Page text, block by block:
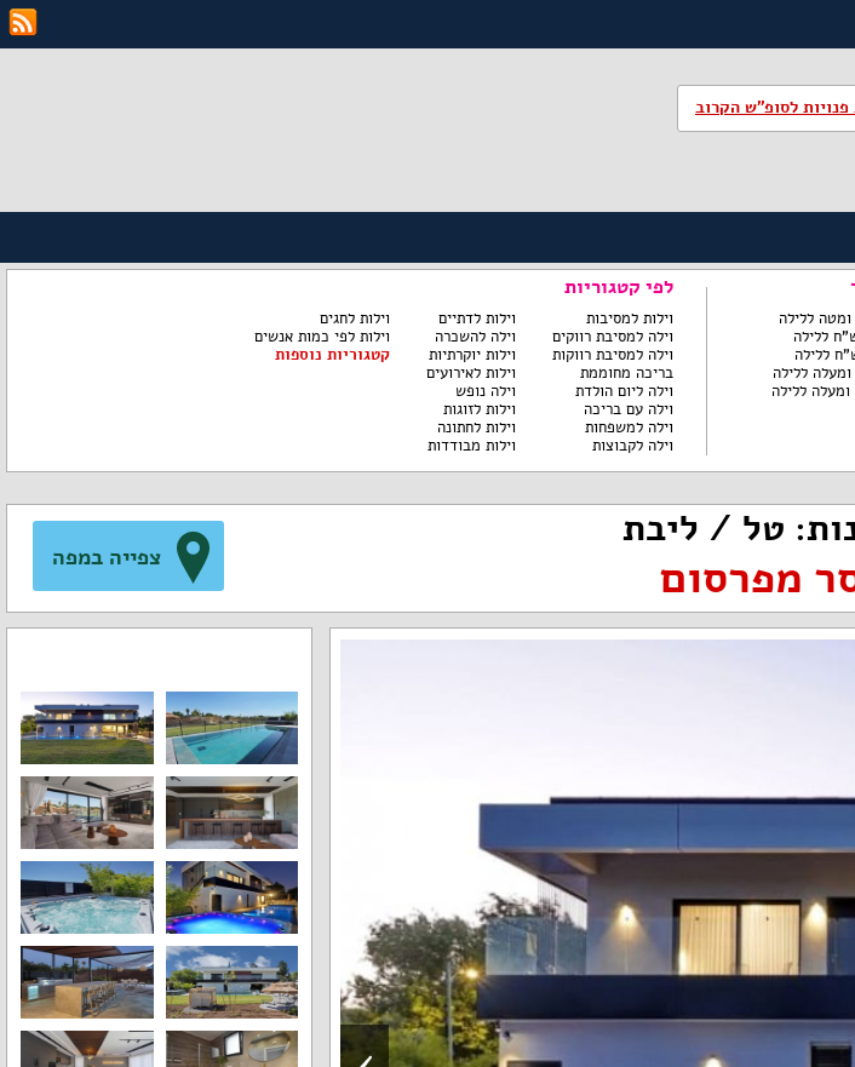
פנויות לסופ"ש הקרוב
לפי קטגוריות
וילות למסיבות
וילה למסיבת רווקים
וילה למסיבת רווקות
בריכה מחוממת
וילה ליום הולדת
וילה עם בריכה
וילה למשפחות
וילה לקבוצות
וילות לדתיים
וילה להשכרה
וילות יוקרתיות
וילות לאירועים
וילה נופש
וילות לזוגות
וילות לחתונה
וילות מבודדות
וילות לחגים
וילות לפי כמות אנשים
קטגוריות נוספות
צפייה במפה
טל / ליבת
מפרסום